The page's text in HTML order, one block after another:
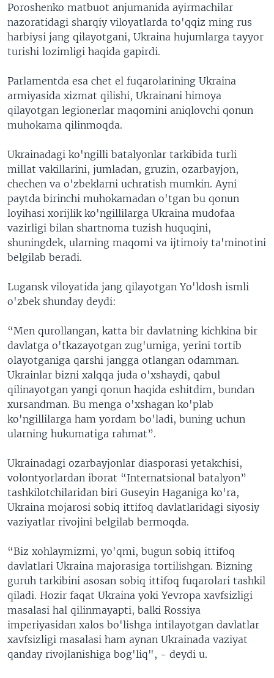
Poroshenko matbuot anjumanida ayirmachilar
nazoratidagi sharqiy viloyatlarda to'qqiz ming rus
harbiysi jang qilayotgani, Ukraina hujumlarga tayyor
turishi lozimligi haqida gapirdi.
Parlamentda esa chet el fuqarolarining Ukraina
armiyasida xizmat qilishi, Ukrainani himoya
qilayotgan legionerlar maqomini aniqlovchi qonun
muhokama qilinmoqda.
Ukrainadagi ko'ngilli batalyonlar tarkibida turli
millat vakillarini, jumladan, gruzin, ozarbayjon,
chechen va o'zbeklarni uchratish mumkin. Ayni
paytda birinchi muhokamadan o'tgan bu qonun
loyihasi xorijlik ko'ngillilarga Ukraina mudofaa
vazirligi bilan shartnoma tuzish huquqini,
shuningdek, ularning maqomi va ijtimoiy ta'minotini
belgilab beradi.
Lugansk viloyatida jang qilayotgan Yo'ldosh ismli
o'zbek shunday deydi:
“Men qurollangan, katta bir davlatning kichkina bir
davlatga o'tkazayotgan zug'umiga, yerini tortib
olayotganiga qarshi jangga otlangan odamman.
Ukrainlar bizni xalqqa juda o'xshaydi, qabul
qilinayotgan yangi qonun haqida eshitdim, bundan
xursandman. Bu menga o'xshagan ko'plab
ko'ngillilarga ham yordam bo'ladi, buning uchun
ularning hukumatiga rahmat”.
Ukrainadagi ozarbayjonlar diasporasi yetakchisi,
volontyorlardan iborat “Internatsional batalyon”
tashkilotchilaridan biri Guseyin Haganiga ko'ra,
Ukraina mojarosi sobiq ittifoq davlatlaridagi siyosiy
vaziyatlar rivojini belgilab bermoqda.
“Biz xohlaymizmi, yo'qmi, bugun sobiq ittifoq
davlatlari Ukraina majorasiga tortilishgan. Bizning
guruh tarkibini asosan sobiq ittifoq fuqarolari tashkil
qiladi. Hozir faqat Ukraina yoki Yevropa xavfsizligi
masalasi hal qilinmayapti, balki Rossiya
imperiyasidan xalos bo'lishga intilayotgan davlatlar
xavfsizligi masalasi ham aynan Ukrainada vaziyat
qanday rivojlanishiga bog'liq", - deydi u.